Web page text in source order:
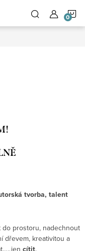
tvorba, talent
do prostoru, nadechnout
dřevem, kreativitou a
.